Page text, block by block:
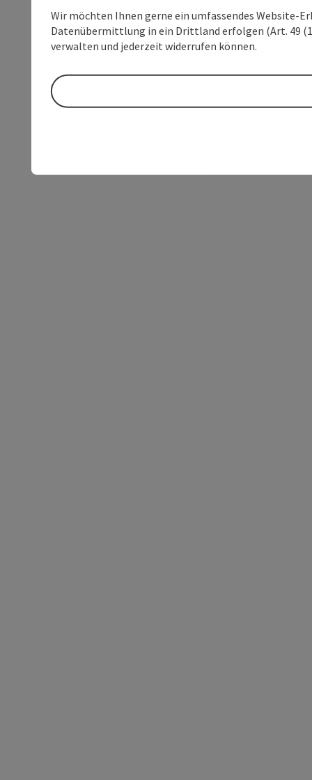
Wir möchten Ihnen gerne ein umfassendes Website-
Datenübermittlung in ein Drittland erfolgen (Art. 49
verwalten und jederzeit widerrufen können.